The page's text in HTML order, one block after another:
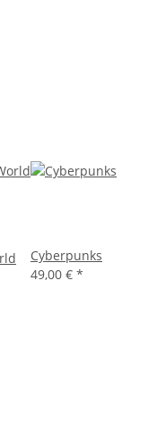
Cyberpunks
49,00 € *